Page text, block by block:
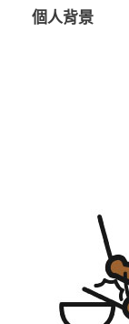
個人背景